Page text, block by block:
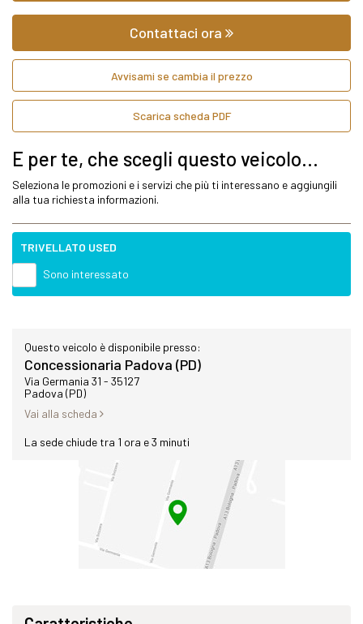
Contattaci ora
Avvisami se cambia il prezzo
Scarica scheda PDF
E per te, che scegli questo veicolo...
Seleziona le promozioni e i servizi che più ti interessano e aggiungili
alla tua richiesta informazioni.
TRIVELLATO USED
Sono interessato
Questo veicolo è disponibile presso:
Concessionaria Padova (PD)
Via Germania 31 - 35127
Padova (PD)
Vai alla scheda
La sede chiude tra 1 ora e 3 minuti